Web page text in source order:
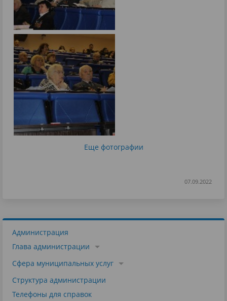
Еще фотографии
07.09.2022
Администрация
Глава администрации
Сфера муниципальных услуг
Структура администрации
Телефоны для справок